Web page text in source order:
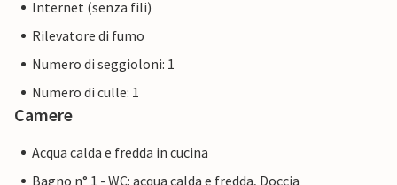
Internet (senza fili)
Rilevatore di fumo
Numero di seggioloni: 1
Numero di culle: 1
Camere
Acqua calda e fredda in cucina
Bagno n° 1 - WC: acqua calda e fredda, Doccia